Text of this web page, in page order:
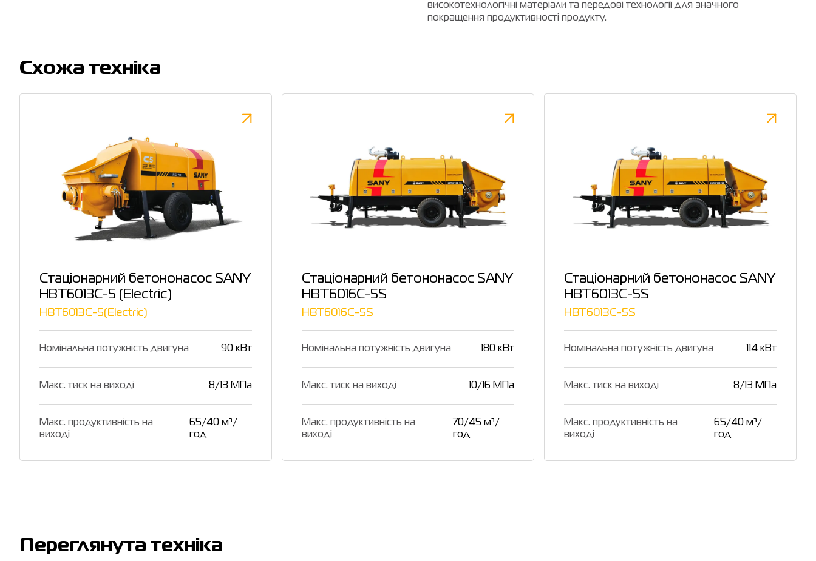
високотехнологічні матеріали та передові технології для значного
покращення продуктивності продукту.
Cхожа техніка
Стаціонарний бетононасос SANY
HBT6013C-5 (Electric)
HBT6013C-5(Electric)
Номінальна потужність двигуна 90 кВт
Макс. тиск на виході 8/13 МПа
Макс. продуктивність на
виході
65/40 м³/
год
Стаціонарний бетононасос SANY
HBT6016C-5S
HBT6016C-5S
Номінальна потужність двигуна 180 кВт
Макс. тиск на виході 10/16 МПа
Макс. продуктивність на
виході
70/45 м³/
год
Стаціонарний бетононасос SANY
HBT6013C-5S
HBT6013C-5S
Номінальна потужність двигуна 114 кВт
Макс. тиск на виході 8/13 МПа
Макс. продуктивність на
виході
65/40 м³/
год
Переглянута техніка